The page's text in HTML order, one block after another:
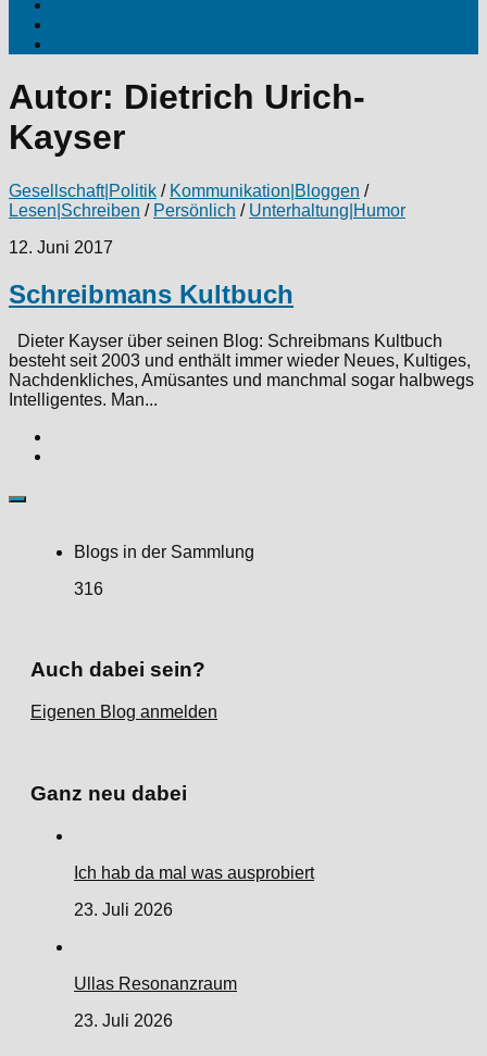
Autor: Dietrich Urich-
Kayser
Gesellschaft|Politik / Kommunikation|Bloggen /
Lesen|Schreiben / Persönlich / Unterhaltung|Humor
12. Juni 2017
Schreibmans Kultbuch
Dieter Kayser über seinen Blog: Schreibmans Kultbuch
besteht seit 2003 und enthält immer wieder Neues, Kultiges,
Nachdenkliches, Amüsantes und manchmal sogar halbwegs
Intelligentes. Man...
Blogs in der Sammlung
316
Auch dabei sein?
Eigenen Blog anmelden
Ganz neu dabei
Ich hab da mal was ausprobiert
23. Juli 2026
Ullas Resonanzraum
23. Juli 2026